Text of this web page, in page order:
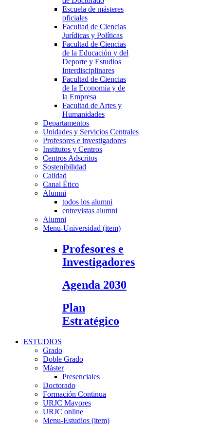
Escuela de másteres
oficiales
Facultad de Ciencias
Jurídicas y Políticas
Facultad de Ciencias
de la Educación y del
Deporte y Estudios
Interdisciplinares
Facultad de Ciencias
de la Economía y de
la Empresa
Facultad de Artes y
Humanidades
Departamentos
Unidades y Servicios Centrales
Profesores e investigadores
Institutos y Centros
Centros Adscritos
Sostenibilidad
Calidad
Canal Ético
Alumni
todos los alumni
entrevistas alumni
Alumni
Menu-Universidad (item)
Profesores e
Investigadores
Agenda 2030
Plan
Estratégico
ESTUDIOS
Grado
Doble Grado
Máster
Presenciales
Doctorado
Formación Continua
URJC Mayores
URJC online
Menu-Estudios (item)